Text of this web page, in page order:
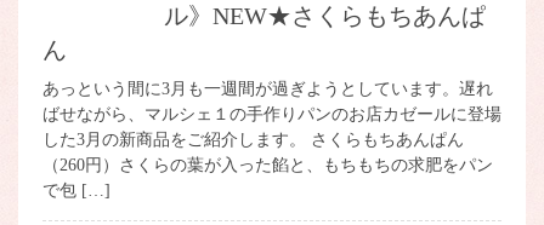
ル》NEW★さくらもちあんぱ
ん
あっという間に3月も一週間が過ぎようとしています。遅れ
ばせながら、マルシェ１の手作りパンのお店カゼールに登場
した3月の新商品をご紹介します。 さくらもちあんぱん
（260円）さくらの葉が入った餡と、もちもちの求肥をパン
で包 […]